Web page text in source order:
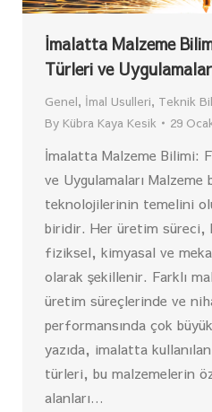
İmalatta Malzeme
Türleri ve
Genel, İmal Usulleri, Teknik
By Kübra Kaya Kesik 29
İmalatta Malzeme Bilimi:
ve Uygulamaları
teknolojilerinin temelini
biridir. Her üretim süreci,
fiziksel, kimyasal ve
olarak şekillenir. Farklı
üretim süreçlerinde ve
performansında çok
yazıda, imalatta
türleri, bu malzemelerin
alanları…